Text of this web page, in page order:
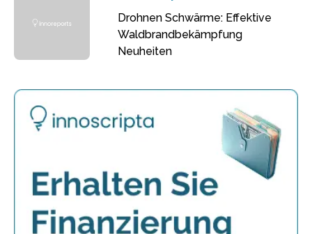
Drohnen Schwärme: Effektive
Waldbrandbekämpfung
Neuheiten